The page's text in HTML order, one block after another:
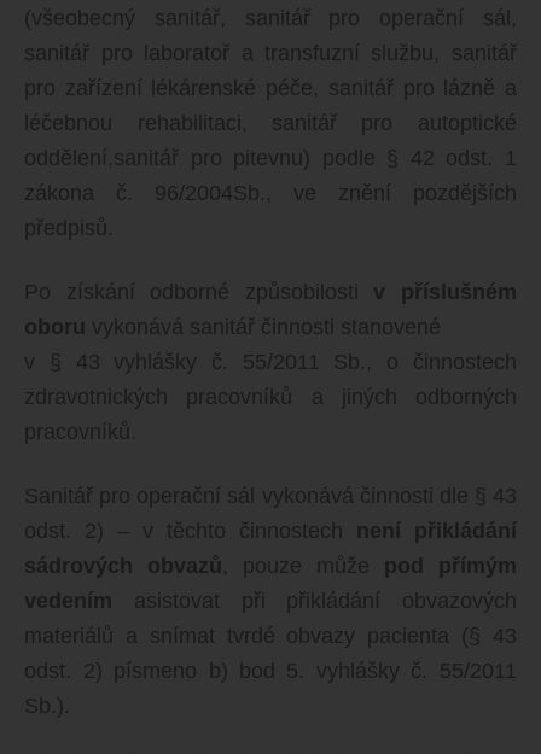
(všeobecný sanitář, sanitář pro operační sál,
sanitář pro laboratoř a transfuzní službu, sanitář
pro zařízení lékárenské péče, sanitář pro lázně a
léčebnou rehabilitaci, sanitář pro autoptické
oddělení,sanitář pro pitevnu) podle § 42 odst. 1
zákona č. 96/2004Sb., ve znění pozdějších
předpisů.
Po získání odborné způsobilosti v příslušném
oboru vykonává sanitář činnosti stanovené
v § 43 vyhlášky č. 55/2011 Sb., o činnostech
zdravotnických pracovníků a jiných odborných
pracovníků.
Sanitář pro operační sál vykonává činnosti dle § 43
odst. 2) – v těchto činnostech
není přikládání
sádrových obvazů , pouze může
pod přímým
vedením asistovat při přikládání obvazových
materiálů a snímat tvrdé obvazy pacienta (§ 43
odst. 2) písmeno b) bod 5. vyhlášky č. 55/2011
Sb.).